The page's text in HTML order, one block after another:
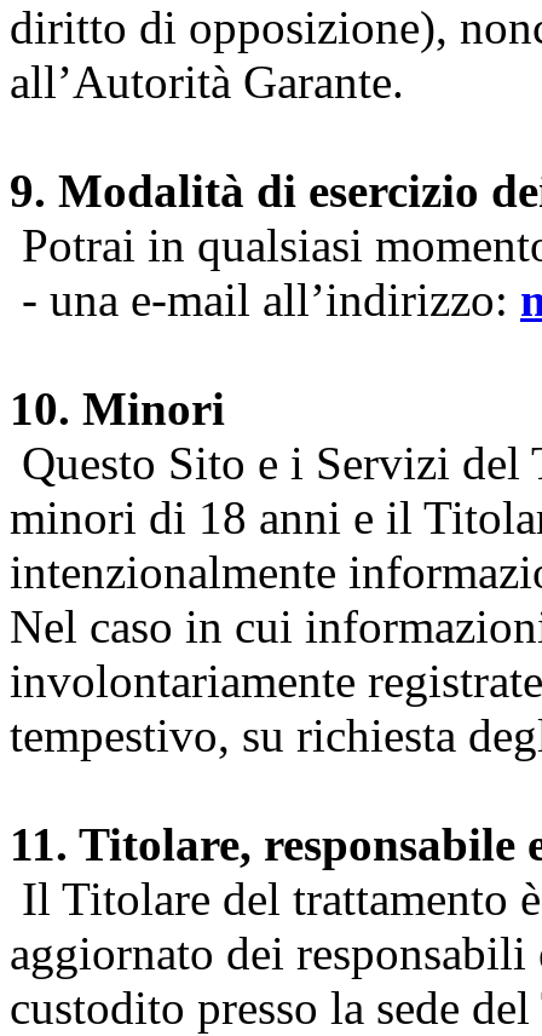
diritto di opposizione),
all’Autorità Garante.
9. Modalità di esercizio
Potrai in qualsiasi
- una e-mail all’indirizzo:
10. Minori
Questo Sito e i Servizi del
minori di 18 anni e il
intenzionalmente
Nel caso in cui
involontariamente
tempestivo, su richiesta
11. Titolare, responsabile
Il Titolare del trattamento
aggiornato dei
custodito presso la sede